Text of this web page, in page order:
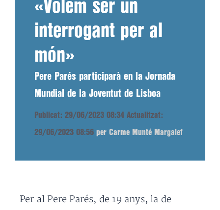
«Volem ser un
interrogant per al
món»
Pere Parés participarà en la Jornada
Mundial de la Joventut de Lisboa
Publicat: 29/06/2023 08:34 Actualitzat:
29/06/2023 08:56 per Carme Munté Margalef
Per al Pere Parés, de 19 anys, la de